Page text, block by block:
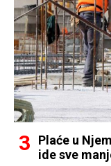
Plaće u
ide sve